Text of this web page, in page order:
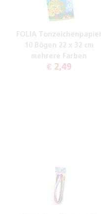
FOLIA Tonzeichenpapier
10 Bögen 22 x 32 cm
mehrere Farben
€ 2,49